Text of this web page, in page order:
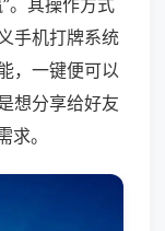
。其操作方式
手机打牌系统
，一键便可以
想分享给好友
。